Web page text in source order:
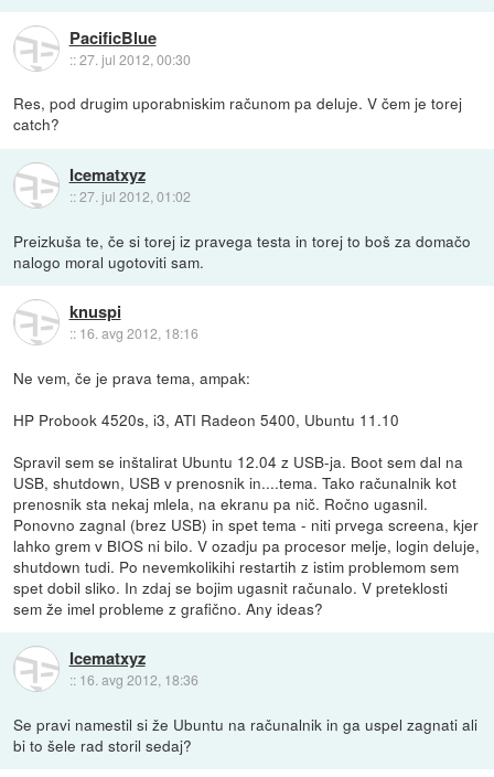
PacificBlue
::27. jul 2012, 00:30
Res, pod drugim uporabniskim računom pa deluje. V čem je torej
catch?
Icematxyz
::27. jul 2012, 01:02
Preizkuša te, če si torej iz pravega testa in torej to boš za domačo
nalogo moral ugotoviti sam.
knuspi
:: 16. avg 2012, 18:16
Ne vem, če je prava tema, ampak:
HP Probook 4520s, i3, ATI Radeon 5400, Ubuntu 11.10
Spravil sem se inštalirat Ubuntu 12.04 z USB-ja. Boot sem dal na
USB, shutdown, USB v prenosnik in....tema. Tako računalnik kot
prenosnik sta nekaj mlela, na ekranu pa nič. Ročno ugasnil.
Ponovno zagnal (brez USB) in spet tema - niti prvega screena, kjer
lahko grem v BIOS ni bilo. V ozadju pa procesor melje, login deluje,
shutdown tudi. Po nevemkolikihi restartih z istim problemom sem
spet dobil sliko. In zdaj se bojim ugasnit računalo. V preteklosti
sem že imel probleme z grafično. Any ideas?
Icematxyz
:: 16. avg 2012, 18:36
Se pravi namestil si že Ubuntu na računalnik in ga uspel zagnati ali
bi to šele rad storil sedaj?